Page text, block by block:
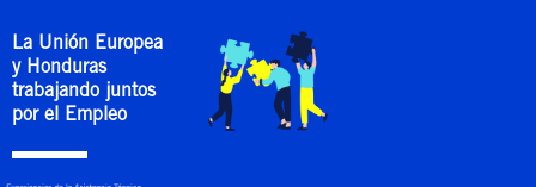
La Unión Europea
y Honduras
trabajando juntos
por el Empleo